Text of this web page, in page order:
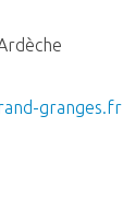
granges.fr